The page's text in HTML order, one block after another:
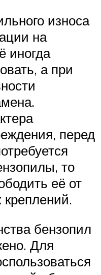
износа
на
иногда
а при
перед
то
её от
бензопил
Для